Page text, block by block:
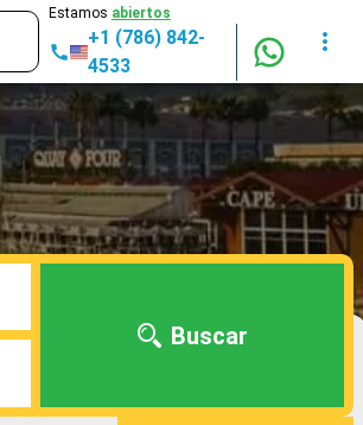
Estamos abiertos
+1 (786) 842-
4533
Buscar